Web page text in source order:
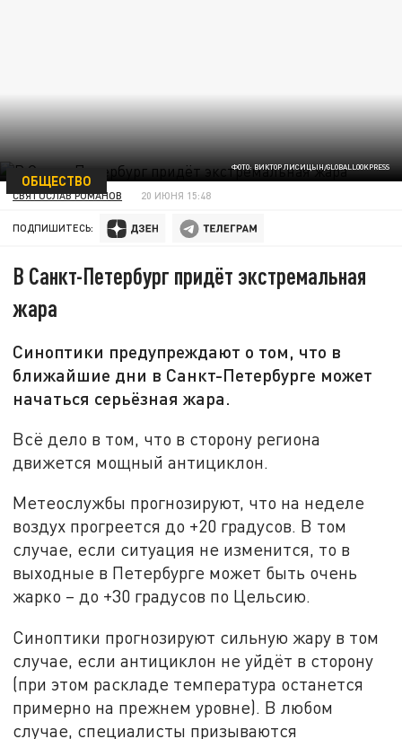
ФОТО: ВИКТОР ЛИСИЦЫН/GLOBALLOOKPRESS
ОБЩЕСТВО
СВЯТОСЛАВ РОМАНОВ 20 ИЮНЯ 15:48
ПОДПИШИТЕСЬ:
В Санкт-Петербург придёт экстремальная
жара
Синоптики предупреждают о том, что в
ближайшие дни в Санкт-Петербурге может
начаться серьёзная жара.
Всё дело в том, что в сторону региона
движется мощный антициклон.
Метеослужбы прогнозируют, что на неделе
воздух прогреется до +20 градусов. В том
случае, если ситуация не изменится, то в
выходные в Петербурге может быть очень
жарко – до +30 градусов по Цельсию.
Синоптики прогнозируют сильную жару в том
случае, если антициклон не уйдёт в сторону
(при этом раскладе температура останется
примерно на прежнем уровне). В любом
случае, специалисты призываются